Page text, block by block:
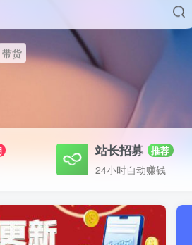
带货
站长招募 推荐
24小时自动赚钱